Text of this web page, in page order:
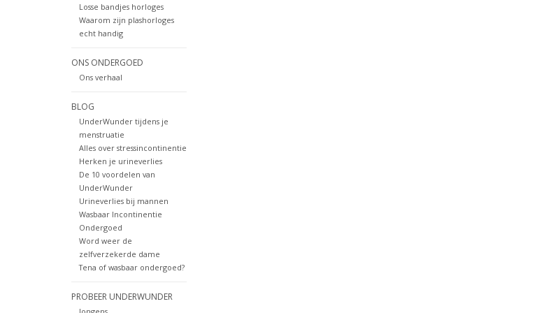
Losse bandjes horloges
Waarom zijn plashorloges
echt handig
ONS ONDERGOED
Ons verhaal
BLOG
UnderWunder tijdens je
menstruatie
Alles over stressincontinentie
Herken je urineverlies
De 10 voordelen van
UnderWunder
Urineverlies bij mannen
Wasbaar Incontinentie
Ondergoed
Word weer de
zelfverzekerde dame
Tena of wasbaar ondergoed?
PROBEER UNDERWUNDER